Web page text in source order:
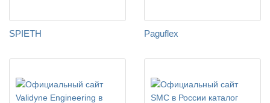
SPIETH Paguflex